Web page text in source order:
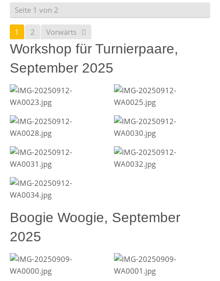
Seite 1 von 2
1 2 Vorwärts
Workshop für Turnierpaare,
September 2025
Boogie Woogie, September
2025